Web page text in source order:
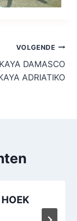
VOLGENDE
DAMASCO
ADRIATIKO